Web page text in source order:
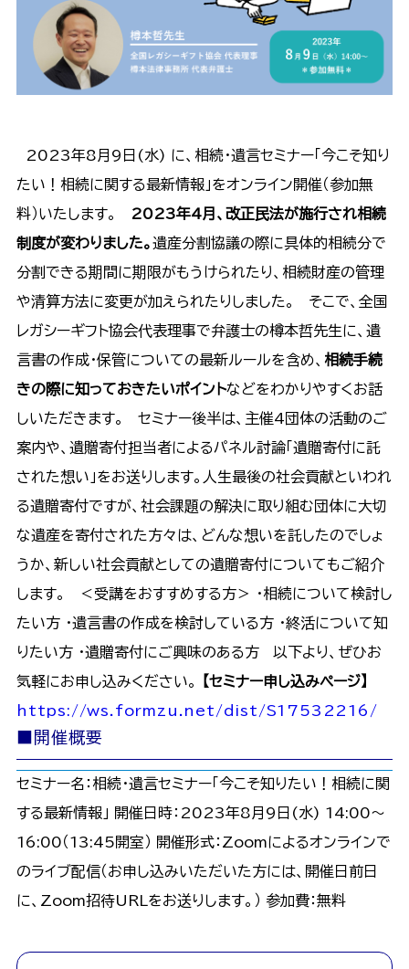
2023年8月9日(水) に、相続・遺言セミナー「今こそ知り
たい！相続に関する最新情報」をオンライン開催（参加無
料）いたします。
2023年4月、改正民法が施行され相続
制度が変わりました。遺産分割協議の際に具体的相続分で
分割できる期間に期限がもうけられたり、相続財産の管理
や清算方法に変更が加えられたりしました。 そこで、全国
レガシーギフト協会代表理事で弁護士の樽本哲先生に、遺
言書の作成・保管についての最新ルールを含め、 相続手続
きの際に知っておきたいポイントなどをわかりやすくお話
しいただきます。 セミナー後半は、主催4団体の活動のご
案内や、遺贈寄付担当者によるパネル討論「遺贈寄付に託
された想い」をお送りします。人生最後の社会貢献といわれ
る遺贈寄付ですが、社会課題の解決に取り組む団体に大切
な遺産を寄付された方々は、どんな想いを託したのでしょ
うか、新しい社会貢献としての遺贈寄付についてもご紹介
します。 ＜受講をおすすめする方＞ ・相続について検討し
たい方 ・遺言書の作成を検討している方 ・終活について知
りたい方 ・遺贈寄付にご興味のある方 以下より、ぜひお
気軽にお申し込みください。
【セミナー申し込みページ】
https://ws.formzu.net/dist/S17532216/
■開催概要
セミナー名：相続・遺言セミナー「今こそ知りたい！相続に関
する最新情報」 開催日時：2023年8月9日(水) 14:00〜
16:00（13:45開室） 開催形式：Zoomによるオンラインで
のライブ配信（お申し込みいただいた方には、開催日前日
に、Zoom招待URLをお送りします。） 参加費：無料